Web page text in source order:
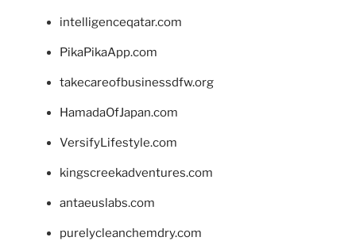
intelligenceqatar.com
PikaPikaApp.com
takecareofbusinessdfw.org
HamadaOfJapan.com
VersifyLifestyle.com
kingscreekadventures.com
antaeuslabs.com
purelycleanchemdry.com